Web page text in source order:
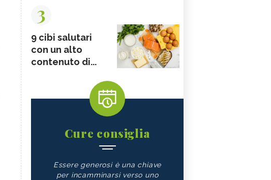
3
9 cibi salutari
con un alto
contenuto di...
Cure consiglia
Essere generosi è una chiave
per incamminarsi verso uno